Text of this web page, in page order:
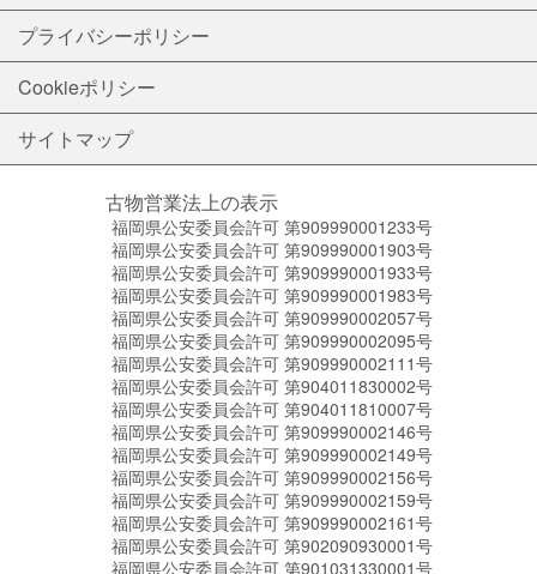
プライバシーポリシー
Cookieポリシー
サイトマップ
古物営業法上の表示
福岡県公安委員会許可 第909990001233号
福岡県公安委員会許可 第909990001903号
福岡県公安委員会許可 第909990001933号
福岡県公安委員会許可 第909990001983号
福岡県公安委員会許可 第909990002057号
福岡県公安委員会許可 第909990002095号
福岡県公安委員会許可 第909990002111号
福岡県公安委員会許可 第904011830002号
福岡県公安委員会許可 第904011810007号
福岡県公安委員会許可 第909990002146号
福岡県公安委員会許可 第909990002149号
福岡県公安委員会許可 第909990002156号
福岡県公安委員会許可 第909990002159号
福岡県公安委員会許可 第909990002161号
福岡県公安委員会許可 第902090930001号
福岡県公安委員会許可 第901031330001号